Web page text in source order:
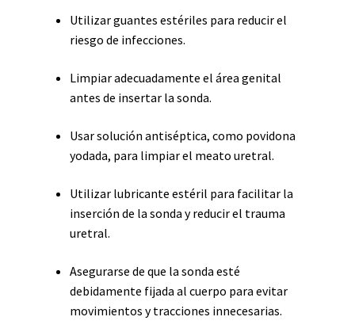
Utilizar guantes estériles para reducir el
riesgo de infecciones.
Limpiar adecuadamente el área genital
antes de insertar la sonda.
Usar solución antiséptica, como povidona
yodada, para limpiar el meato uretral.
Utilizar lubricante estéril para facilitar la
inserción de la sonda y reducir el trauma
uretral.
Asegurarse de que la sonda esté
debidamente fijada al cuerpo para evitar
movimientos y tracciones innecesarias.